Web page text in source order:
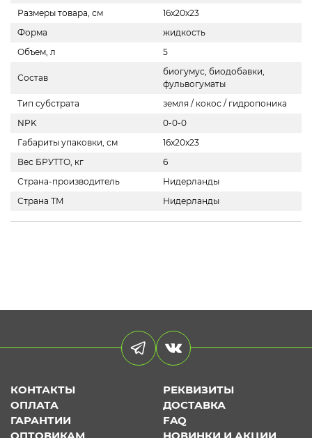
Размеры товара, см
16x20x23
Форма
жидкость
Объем, л
5
Состав
биогумус, биодобавки,
фульвогуматы
Тип субстрата
земля / кокос / гидропоника
NPK
0-0-0
Габариты упаковки, см
16x20x23
Вес БРУТТО, кг
6
Страна-производитель
Нидерланды
Страна ТМ
Нидерланды
КОНТАКТЫ
РЕКВИЗИТЫ
ОПЛАТА
ДОСТАВКА
ГАРАНТИИ
FAQ